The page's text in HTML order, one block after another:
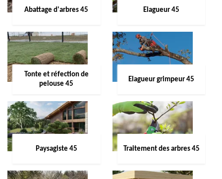
Abattage d'arbres 45 Elagueur 45
Tonte et réfection de
pelouse 45
Elagueur grimpeur 45
Paysagiste 45 Traitement des arbres 45